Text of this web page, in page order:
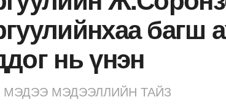
багш
нь үнэн
МЭДЭЭЛЛИЙН ТАЙЗ